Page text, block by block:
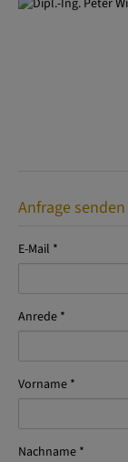
Anfrage senden
E-Mail
Anrede
Vorname
Nachname